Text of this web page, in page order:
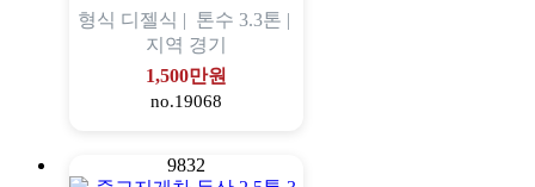
형식 디젤식 | 톤수 3.3톤 |
지역 경기
1,500만원
no.19068
9832